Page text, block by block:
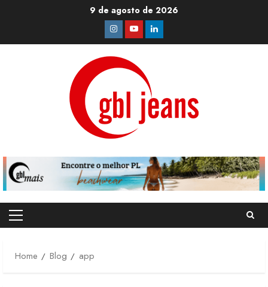
9 de agosto de 2026
Instagram
YoutubeLinkedin
Primary
Home
Blog app